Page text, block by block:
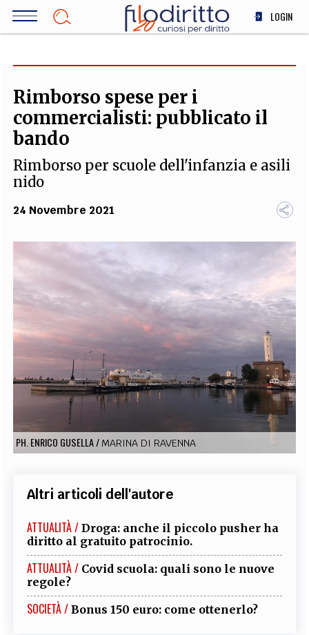
Salta
LOGIN
SOCIETÀ
MEDICINA
SCIENZA
INNOVAZIONE
TEAM
REDAZIONE COMITATO SCIENTIFICO
CURATORI
FOTOGRAFI
COLLABORA CON NOI
EXTRA
CODICI RUBRICHE PROCEEDINGS PUBBLICITÀ CONTATTI
SOCIAL MEDIA
Rimborso spese per i
commercialisti: pubblicato il
bando
Rimborso per scuole dell'infanzia e asili
nido
24 Novembre 2021
PH. ENRICO GUSELLA/ MARINA DI RAVENNA
Altri articoli dell'autore
ATTUALITÀ / Droga: anche il piccolo pusher ha
diritto al gratuito patrocinio.
ATTUALITÀ / Covid scuola: quali sono le nuove
regole?
SOCIETÀ / Bonus 150 euro: come ottenerlo?